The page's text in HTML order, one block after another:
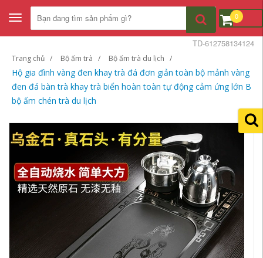
Toggle
navigation
0
Trang chủ Bộ ấm trà Bộ ấm trà du lịch
Hộ gia đình vàng đen khay trà đá đơn giản toàn bộ mảnh vàng
đen đá bàn trà khay trà biển hoàn toàn tự động cảm ứng lớn B
bộ ấm chén trà du lịch
TD-612758134124